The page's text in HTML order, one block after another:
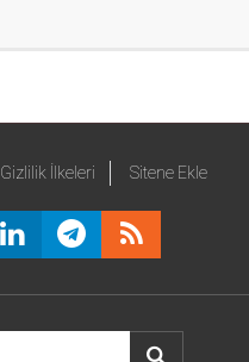
Gizlilik İlkeleri Sitene Ekle